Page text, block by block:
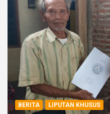
BERITA LIPUTAN KHUSUS